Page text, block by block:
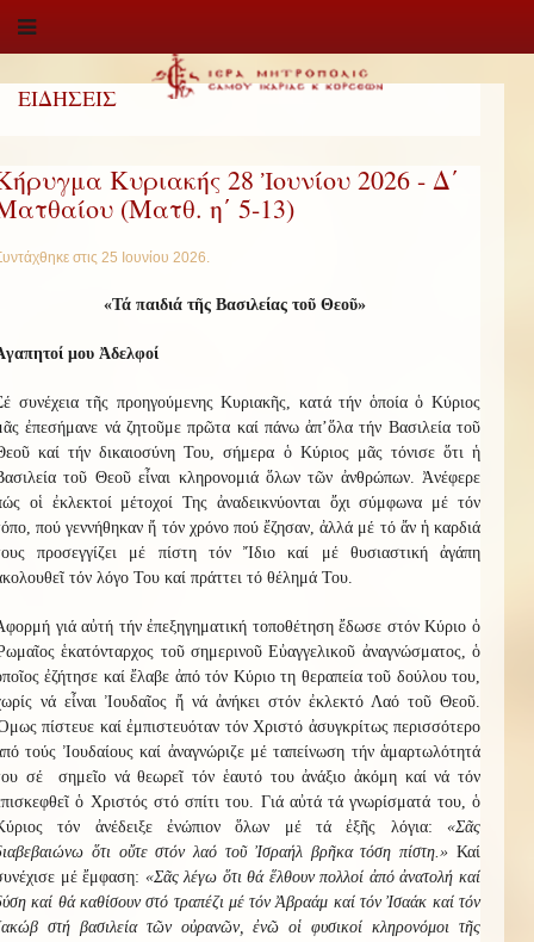
ΕΙΔΗΣΕΙΣ
Κυριακής 28 Ἰουνίου 2026 - Δ΄
(Ματθ. η΄ 5-13)
στις 25 Ιουνίου 2026.
«Τά παιδιά τῆς Βασιλείας τοῦ Θεοῦ»
μου Ἀδελφοί
συνέχεια τῆς προηγούμενης Κυριακῆς, κατά τήν ὁποία ὁ Κύριος
ἐπεσήμανε νά ζητοῦμε πρῶτα καί πάνω ἀπ’ὅλα τήν Βασιλεία τοῦ
καί τήν δικαιοσύνη Του, σήμερα ὁ Κύριος μᾶς τόνισε ὅτι ἡ
τοῦ Θεοῦ εἶναι κληρονομιά ὅλων τῶν ἀνθρώπων. Ἀνέφερε
οἱ ἐκλεκτοί μέτοχοί Της ἀναδεικνύονται ὄχι σύμφωνα μέ τόν
πού γεννήθηκαν ἤ τόν χρόνο πού ἔζησαν, ἀλλά μέ τό ἄν ἡ καρδιά
προσεγγίζει μέ πίστη τόν Ἴδιο καί μέ θυσιαστική ἀγάπη
τόν λόγο Του καί πράττει τό θέλημά Του.
γιά αὐτή τήν ἐπεξηγηματική τοποθέτηση ἔδωσε στόν Κύριο ὁ
ἑκατόνταρχος τοῦ σημερινοῦ Εὐαγγελικοῦ ἀναγνώσματος, ὁ
ἐζήτησε καί ἔλαβε ἀπό τόν Κύριο τη θεραπεία τοῦ δούλου του,
νά εἶναι Ἰουδαῖος ἤ νά ἀνήκει στόν ἐκλεκτό Λαό τοῦ Θεοῦ.
πίστευε καί ἐμπιστευόταν τόν Χριστό ἀσυγκρίτως περισσότερο
τούς Ἰουδαίους καί ἀναγνώριζε μέ ταπείνωση τήν ἁμαρτωλότητά
σέ σημεῖο νά θεωρεῖ τόν ἑαυτό του ἀνάξιο ἀκόμη καί νά τόν
ὁ Χριστός στό σπίτι του. Γιά αὐτά τά γνωρίσματά του, ὁ
τόν ἀνέδειξε ἐνώπιον ὅλων μέ τά ἐξῆς λόγια: «Σᾶς
ὅτι οὔτε στόν λαό τοῦ Ἰσραήλ βρῆκα τόση πίστη.» Καί
μέ ἔμφαση: «Σᾶς λέγω ὅτι θά ἕλθουν πολλοί ἀπό ἀνατολή καί
καί θά καθίσουν στό τραπέζι μέ τόν Ἀβραάμ καί τόν Ἰσαάκ καί τόν
στή βασιλεία τῶν οὐρανῶν, ἐνῶ οἱ φυσικοί κληρονόμοι τῆς